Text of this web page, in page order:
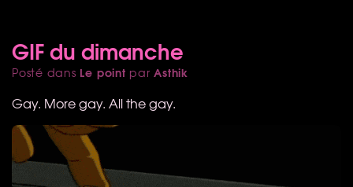
GIF du dimanche
Posté dans Le point parAsthik
Gay. More gay. All the gay.